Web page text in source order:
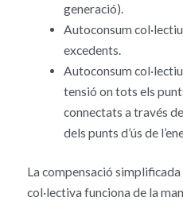
generació).
Autoconsum
excedents.
Autoconsum
tensió on tots els
connectats a través
dels punts d’ús de
La compensació
col·lectiva funciona de la